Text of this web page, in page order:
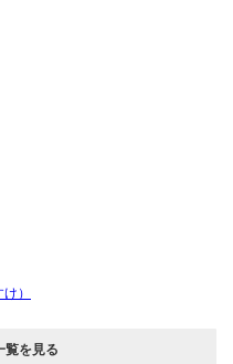
）
覧を見る